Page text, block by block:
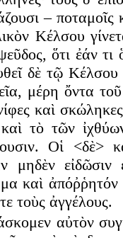
–
Κέλσου
ὅτι ἐάν
δὲ τῷ
μέρη ὄντα
καὶ
τὸ τῶν
Οἱ <δὲ>
μηδὲν εἰδῶσιν
καὶ ἀπόῤῥητόν
τοὺς ἀγγέλους.
αὐτὸν